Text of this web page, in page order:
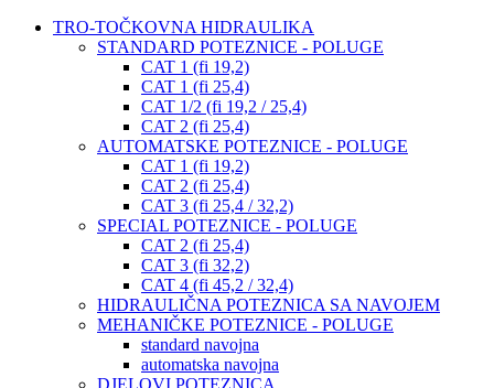
TRO-TOČKOVNA HIDRAULIKA
STANDARD POTEZNICE - POLUGE
CAT 1 (fi 19,2)
CAT 1 (fi 25,4)
CAT 1/2 (fi 19,2 / 25,4)
CAT 2 (fi 25,4)
AUTOMATSKE POTEZNICE - POLUGE
CAT 1 (fi 19,2)
CAT 2 (fi 25,4)
CAT 3 (fi 25,4 / 32,2)
SPECIAL POTEZNICE - POLUGE
CAT 2 (fi 25,4)
CAT 3 (fi 32,2)
CAT 4 (fi 45,2 / 32,4)
HIDRAULIČNA POTEZNICA SA NAVOJEM
MEHANIČKE POTEZNICE - POLUGE
standard navojna
automatska navojna
DJELOVI POTEZNICA